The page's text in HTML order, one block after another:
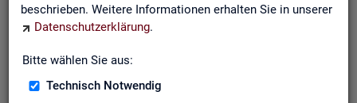
beschrieben. Weitere Informationen erhalten Sie in unserer
Datenschutzerklärung.
Bitte wählen Sie aus:
Technisch Notwendig